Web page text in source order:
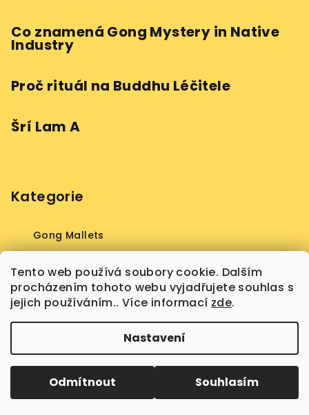
Tento web používá soubory cookie. Dalším
procházením tohoto webu vyjadřujete souhlas s
jejich používáním.. Více informací zde.
Nastavení
Odmítnout Souhlasím
Co znamená Gong Mystery in Native
Industry
Proč rituál na Buddhu Léčitele
Šrí Lam A
Kategorie
Gong Mallets
Vinyl
Koncerty a semináře
Všechna práva vyhrazena.
Vytvořil Shoptet